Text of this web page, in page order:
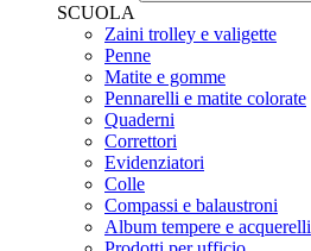
SCUOLA
Zaini trolley e valigette
Penne
Matite e gomme
Pennarelli e matite colorate
Quaderni
Correttori
Evidenziatori
Colle
Compassi e balaustroni
Album tempere e acquerelli